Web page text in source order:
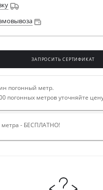
ЗАПРОСИТЬ СЕРТИФИКАТ
погонный метр.
погонных метров уточняйте
метра - БЕСПЛАТНО!